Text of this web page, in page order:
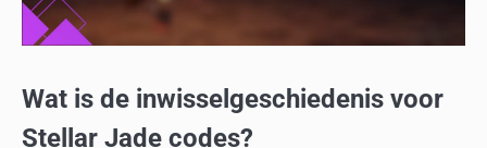
Wat is de inwisselgeschiedenis voor
Stellar Jade codes?